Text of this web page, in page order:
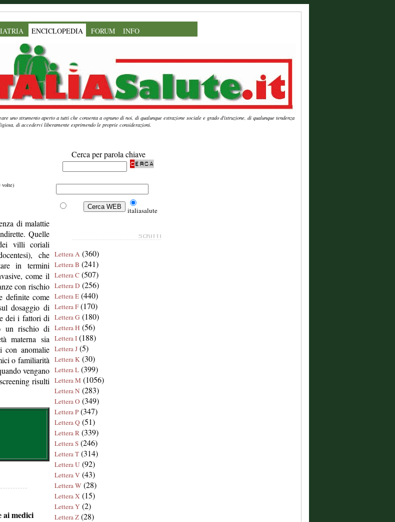
ENCICLOPEDIA FORUM INFO
uno strumento aperto a tutti che consenta a ognuno di noi, di qualunque estrazione sociale e grado d'istruzione, di qualunque tendenza
di accedervi liberamente esprimendo le proprie considerazioni.
volte)
di malattie
Quelle
villi coriali
che
in termini
come il
con rischio
definite come
dosaggio di
dei i fattori di
un rischio di
materna sia
con anomalie
o familiarità
vengano
risulti
ai medici
Cerca per parola chiave
italiasalute
Lettera A (360)
Lettera B (241)
Lettera C (507)
Lettera D (256)
Lettera E (440)
Lettera F(170)
Lettera G (180)
Lettera H (56)
Lettera I (188)
Lettera J (5)
Lettera K (30)
Lettera L (399)
Lettera M (1056)
Lettera N (283)
Lettera O (349)
Lettera P(347)
Lettera Q (51)
Lettera R (339)
Lettera S (246)
Lettera T (314)
Lettera U (92)
Lettera V (43)
Lettera W (28)
Lettera X (15)
Lettera Y (2)
Lettera Z (28)